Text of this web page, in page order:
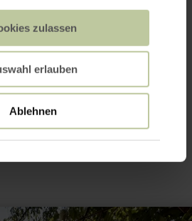
zulassen
erlauben
Ablehnen
auch